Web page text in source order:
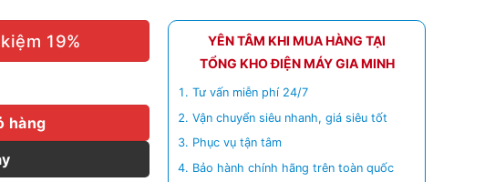
19%
hàng
YÊN TÂM KHI MUA HÀNG TẠI
TỔNG KHO ĐIỆN MÁY GIA MINH
Tư vấn miễn phí 24/7
Vận chuyển siêu nhanh, giá siêu tốt
Phục vụ tận tâm
Bảo hành chính hãng trên toàn quốc